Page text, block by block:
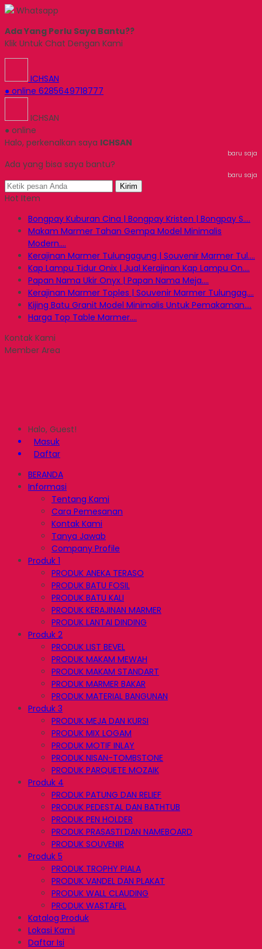
Whatsapp
Ada Yang Perlu Saya Bantu??
Klik Untuk Chat Dengan Kami
ICHSAN
● online 6285649718777
ICHSAN
● online
Halo, perkenalkan saya ICHSAN
baru saja
Ada yang bisa saya bantu?
baru saja
Kirim
Hot Item
Bongpay Kuburan Cina | Bongpay Kristen | Bongpay S....
Makam Marmer Tahan Gempa Model Minimalis
Modern....
Kerajinan Marmer Tulungagung | Souvenir Marmer Tul....
Kap Lampu Tidur Onix | Jual Kerajinan Kap Lampu On....
Papan Nama Ukir Onyx | Papan Nama Meja....
Kerajinan Marmer Toples | Souvenir Marmer Tulungag....
Kijing Batu Granit Model Minimalis Untuk Pemakaman....
Harga Top Table Marmer....
Kontak Kami
Member Area
Halo, Guest!
Masuk
Daftar
BERANDA
Informasi
Tentang Kami
Cara Pemesanan
Kontak Kami
Tanya Jawab
Company Profile
Produk 1
PRODUK ANEKA TERASO
PRODUK BATU FOSIL
PRODUK BATU KALI
PRODUK KERAJINAN MARMER
PRODUK LANTAI DINDING
Produk 2
PRODUK LIST BEVEL
PRODUK MAKAM MEWAH
PRODUK MAKAM STANDART
PRODUK MARMER BAKAR
PRODUK MATERIAL BANGUNAN
Produk 3
PRODUK MEJA DAN KURSI
PRODUK MIX LOGAM
PRODUK MOTIF INLAY
PRODUK NISAN-TOMBSTONE
PRODUK PARQUETE MOZAIK
Produk 4
PRODUK PATUNG DAN RELIEF
PRODUK PEDESTAL DAN BATHTUB
PRODUK PEN HOLDER
PRODUK PRASASTI DAN NAMEBOARD
PRODUK SOUVENIR
Produk 5
PRODUK TROPHY PIALA
PRODUK VANDEL DAN PLAKAT
PRODUK WALL CLAUDING
PRODUK WASTAFEL
Katalog Produk
Lokasi Kami
Daftar Isi